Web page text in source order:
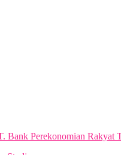
Bank Perekonomian Rakyat